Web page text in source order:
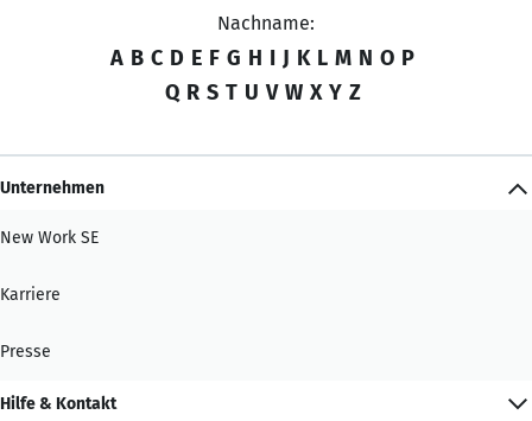
Nachname:
A B C D E F G H I J K L M N O P
Q R S T U V W X Y Z
Unternehmen
New Work SE
Karriere
Presse
Hilfe & Kontakt